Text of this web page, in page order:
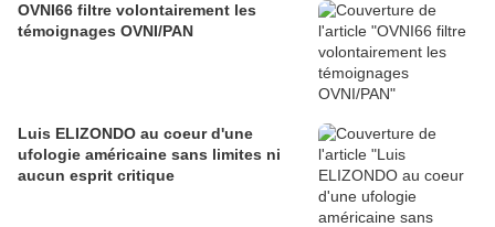
OVNI66 filtre volontairement les
témoignages OVNI/PAN
Luis ELIZONDO au coeur d'une
ufologie américaine sans limites ni
aucun esprit critique